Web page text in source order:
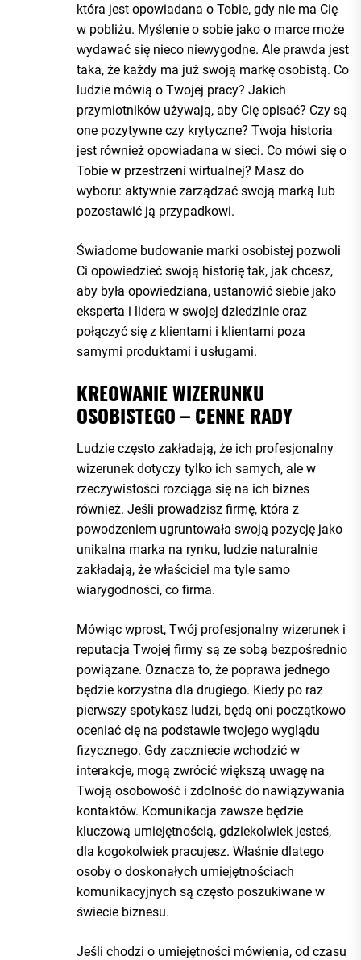
która jest opowiadana o Tobie, gdy nie ma Cię
w pobliżu. Myślenie o sobie jako o marce może
wydawać się nieco niewygodne. Ale prawda jest
taka, że każdy ma już swoją markę osobistą. Co
ludzie mówią o Twojej pracy? Jakich
przymiotników używają, aby Cię opisać? Czy są
one pozytywne czy krytyczne? Twoja historia
jest również opowiadana w sieci. Co mówi się o
Tobie w przestrzeni wirtualnej? Masz do
wyboru: aktywnie zarządzać swoją marką lub
pozostawić ją przypadkowi.
Świadome budowanie marki osobistej pozwoli
Ci opowiedzieć swoją historię tak, jak chcesz,
aby była opowiedziana, ustanowić siebie jako
eksperta i lidera w swojej dziedzinie oraz
połączyć się z klientami i klientami poza
samymi produktami i usługami.
KREOWANIE WIZERUNKU
OSOBISTEGO – CENNE RADY
Ludzie często zakładają, że ich profesjonalny
wizerunek dotyczy tylko ich samych, ale w
rzeczywistości rozciąga się na ich biznes
również. Jeśli prowadzisz firmę, która z
powodzeniem ugruntowała swoją pozycję jako
unikalna marka na rynku, ludzie naturalnie
zakładają, że właściciel ma tyle samo
wiarygodności, co firma.
Mówiąc wprost, Twój profesjonalny wizerunek i
reputacja Twojej firmy są ze sobą bezpośrednio
powiązane. Oznacza to, że poprawa jednego
będzie korzystna dla drugiego. Kiedy po raz
pierwszy spotykasz ludzi, będą oni początkowo
oceniać cię na podstawie twojego wyglądu
fizycznego. Gdy zaczniecie wchodzić w
interakcje, mogą zwrócić większą uwagę na
Twoją osobowość i zdolność do nawiązywania
kontaktów. Komunikacja zawsze będzie
kluczową umiejętnością, gdziekolwiek jesteś,
dla kogokolwiek pracujesz. Właśnie dlatego
osoby o doskonałych umiejętnościach
komunikacyjnych są często poszukiwane w
świecie biznesu.
Jeśli chodzi o umiejętności mówienia, od czasu